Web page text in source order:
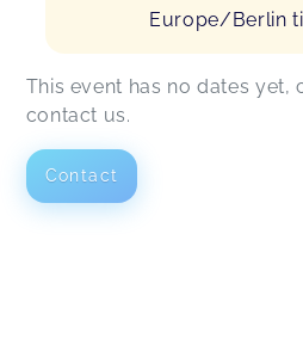
Europe/Berlin
This event has no dates yet,
contact us.
Contact